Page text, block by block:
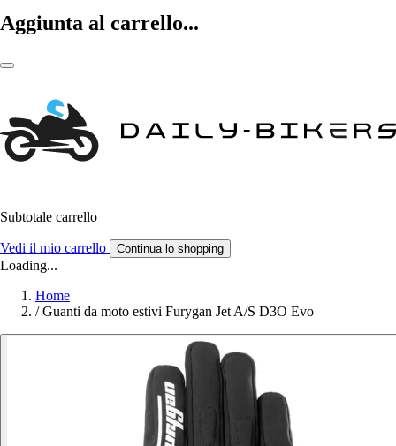
Aggiunta al carrello...
Subtotale carrello
Vedi il mio carrello Continua lo shopping
Loading...
Home
/ Guanti da moto estivi Furygan Jet A/S D3O Evo